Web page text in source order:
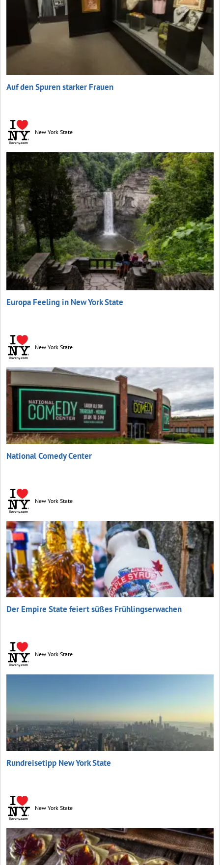
Auf den Spuren starker Frauen
New York State
Europa Feeling in New York State
New York State
National Comedy Center
New York State
Der Empire State feiert süßes Frühlingserwachen
New York State
Rundreisetipp New York State
New York State